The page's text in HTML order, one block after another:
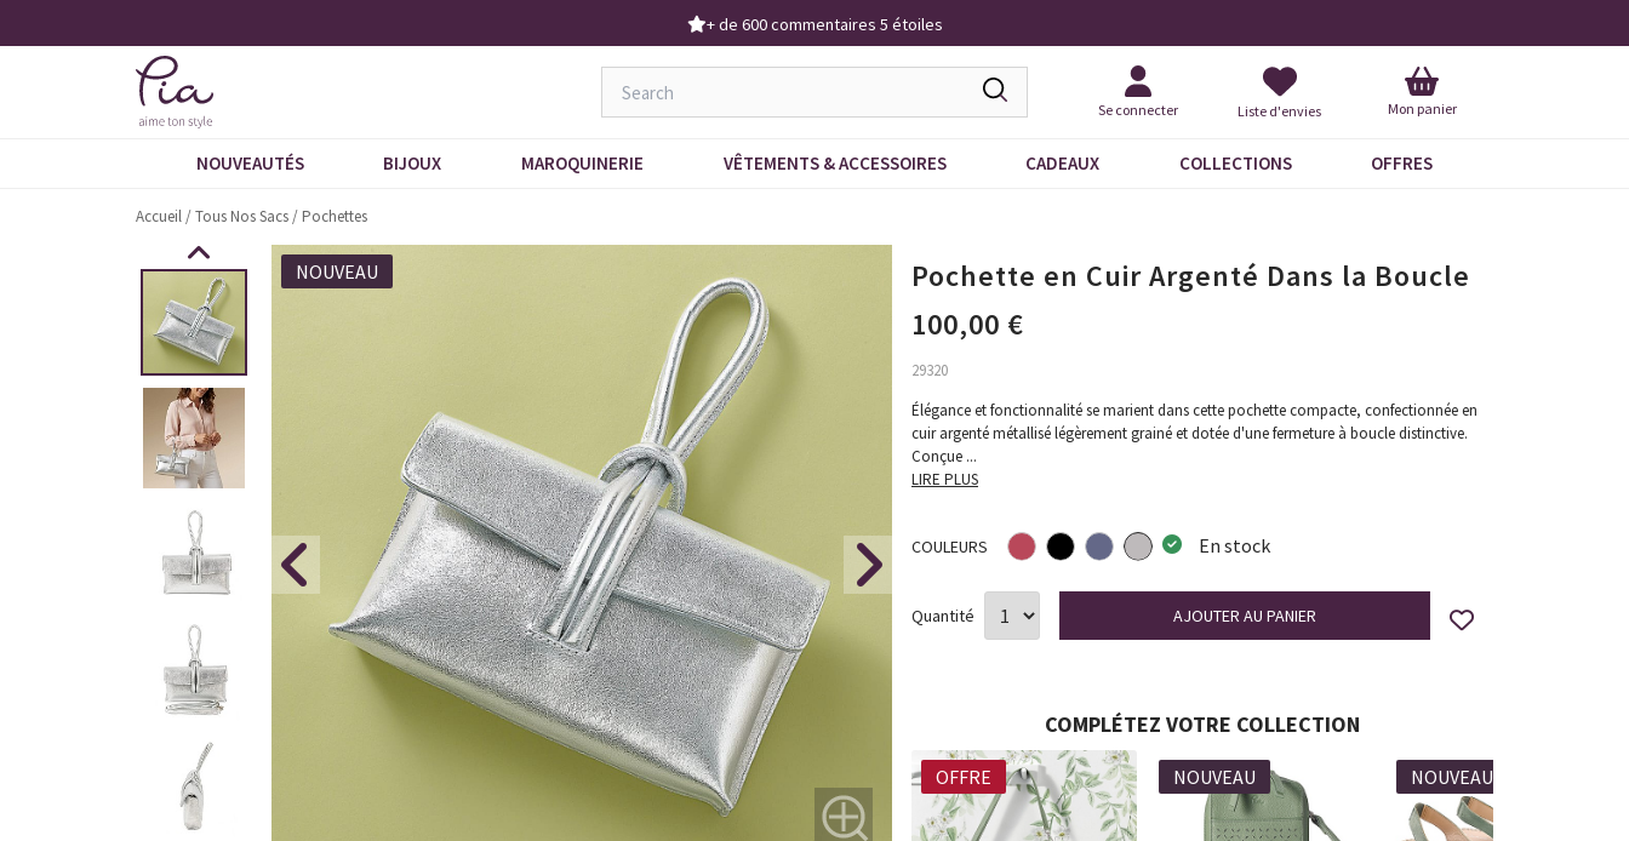
Demandez notre dernier catalogue
Se connecter Liste d'envies Mon panier
NOUVEAUTÉS BIJOUX MAROQUINERIE VÊTEMENTS & ACCESSOIRES CADEAUX COLLECTIONS OFFRES
Accueil/Tous Nos Sacs/ Pochettes
NOUVEAU
Pochette en Cuir Argenté Dans la Boucle
100,00 €
29320
Élégance et fonctionnalité se marient dans cette pochette compacte, confectionnée en
cuir argenté métallisé légèrement grainé et dotée d'une fermeture à boucle distinctive.
Conçue ...
LIRE PLUS
COULEURS En stock
Quantité
COMPLÉTEZ VOTRE COLLECTION
NOUVEAU OFFRE NOUVEAU NOUVEAU